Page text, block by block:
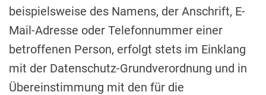
beispielsweise des Namens, der Anschrift, E-
Mail-Adresse oder Telefonnummer einer
betroffenen Person, erfolgt stets im Einklang
mit der Datenschutz-Grundverordnung und in
Übereinstimmung mit den für die